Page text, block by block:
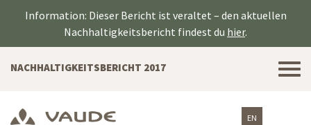
Information: Dieser Bericht ist veraltet – den aktuellen
Nachhaltigkeitsbericht findest du hier.
EN
NACHHALTIGKEITSBERICHT 2017